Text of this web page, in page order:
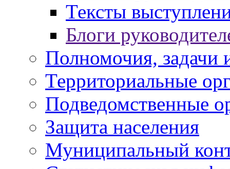
Тексты
Блоги
Полномочия, задачи
Территориальные
Подведомственные
Защита населения
Муниципальный